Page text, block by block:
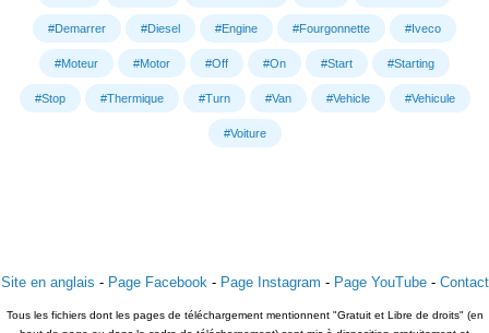
#Demarrer #Diesel #Engine #Fourgonnette #Iveco
#Moteur #Motor #Off #On #Start #Starting
#Stop #Thermique #Turn #Van #Vehicle #Vehicule
#Voiture
Site en anglais - Page Facebook - Page Instagram - Page YouTube- Contact
Tous les fichiers dont les pages de téléchargement mentionnent "Gratuit et Libre de droits" (en